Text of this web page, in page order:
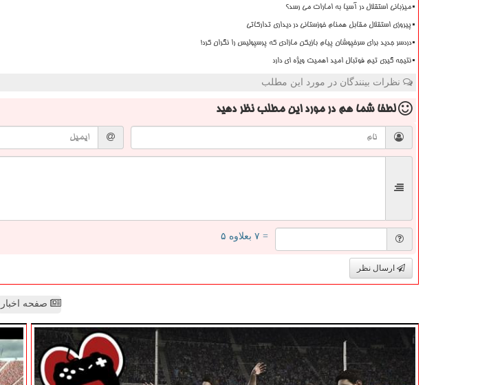
میزبانی استقلال در آسیا به امارات می رسد؟
پیروزی استقلال مقابل همنام خوزستانی در دیداری تدارکاتی
دردسر جدید برای سرخپوشان پیام بازیکن مازادی که پرسپولیس را نگران کرد!
نتیجه گیری تیم فوتبال امید اهمیت ویژه ای دارد
نظرات بینندگان در مورد این مطلب
لطفا شما همدر مورد این مطلب نظر دهید
= ۷ بعلاوه ۵
ارسال نظر
صفحه اخبار